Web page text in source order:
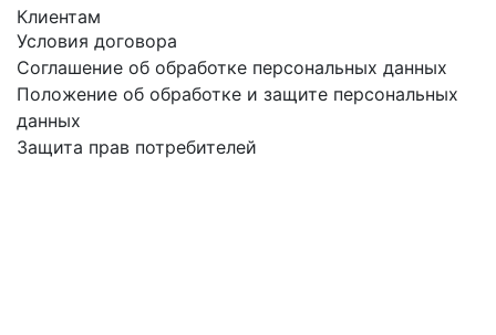
Клиентам
Условия договора
Соглашение об обработке персональных данных
Положение об обработке и защите персональных
данных
Защита прав потребителей